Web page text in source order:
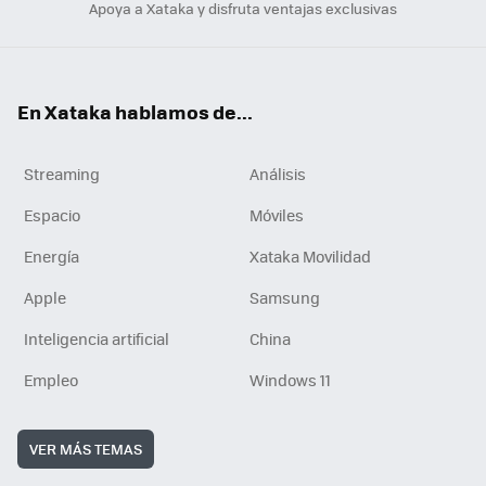
Apoya a Xataka y disfruta ventajas exclusivas
En Xataka hablamos de...
Streaming
Análisis
Espacio
Móviles
Energía
Xataka Movilidad
Apple
Samsung
Inteligencia artificial
China
Empleo
Windows 11
VER MÁS TEMAS